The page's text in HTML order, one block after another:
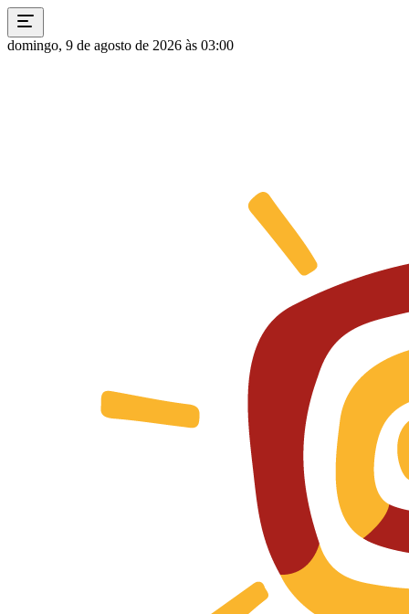
domingo, 9 de agosto de 2026 às 03:00